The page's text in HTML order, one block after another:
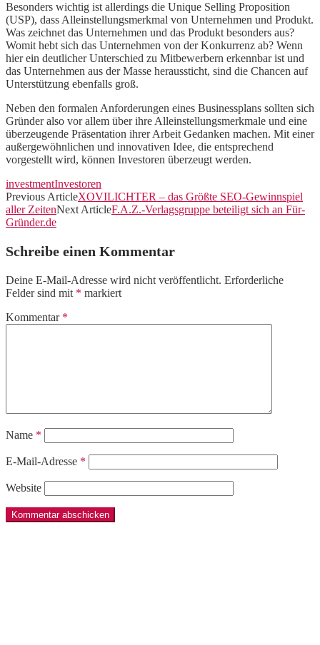
Besonders wichtig ist allerdings die Unique Selling Proposition
(USP), dass Alleinstellungsmerkmal von Unternehmen und Produkt.
Was zeichnet das Unternehmen und das Produkt besonders aus?
Womit hebt sich das Unternehmen von der Konkurrenz ab? Wenn
hier ein deutlicher Unterschied zu Mitbewerbern erkennbar ist und
das Unternehmen aus der Masse heraussticht, sind die Chancen auf
Unterstützung ebenfalls groß.
Neben den formalen Anforderungen eines Businessplans sollten sich
Gründer also vor allem über ihre Alleinstellungsmerkmale und eine
überzeugende Präsentation ihrer Arbeit Gedanken machen. Mit einer
außergewöhnlichen und innovativen Idee, die entsprechend
vorgestellt wird, können Investoren überzeugt werden.
investmentInvestoren
Previous ArticleXOVILICHTER – das Größte SEO-Gewinnspiel
aller ZeitenNext ArticleF.A.Z.-Verlagsgruppe beteiligt sich an Für-
Gründer.de
Schreibe einen Kommentar
Deine E-Mail-Adresse wird nicht veröffentlicht. Erforderliche
Felder sind mit * markiert
Kommentar *
Name *
E-Mail-Adresse *
Website